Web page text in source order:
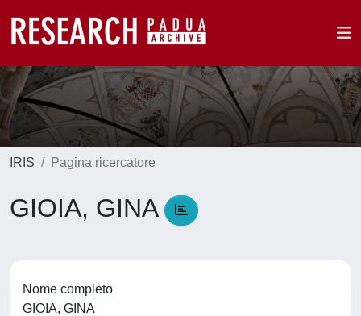
IRIS Pagina ricercatore
GIOIA, GINA
Nome completo
GIOIA, GINA